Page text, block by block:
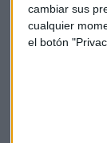
cambiar sus
cualquier
el botón